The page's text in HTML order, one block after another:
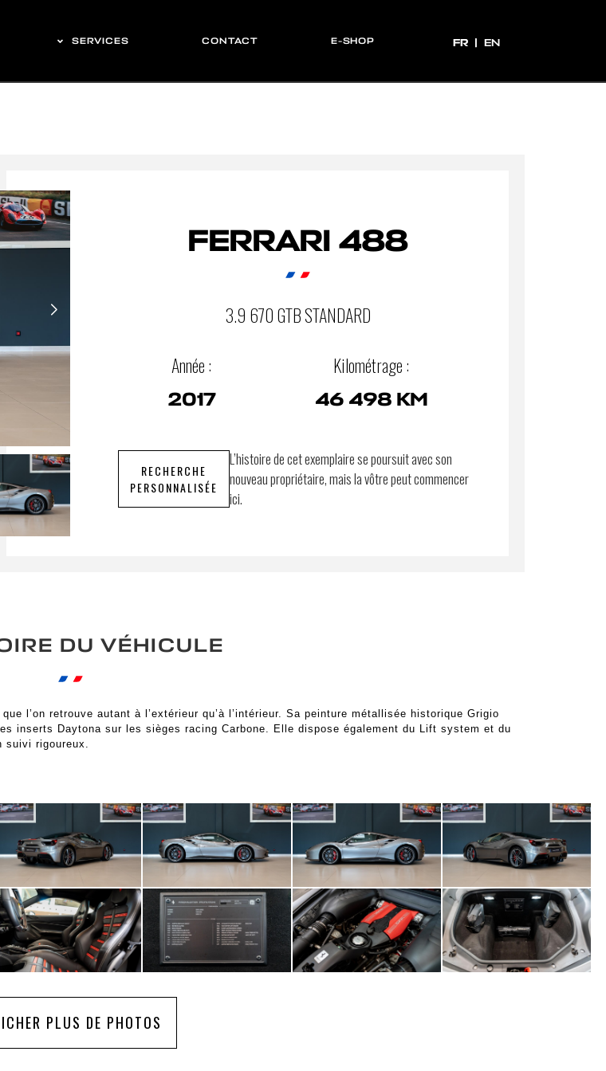
SERVICES CONTACT E-SHOP FR
FR EN
FERRARI 488
3.9 670 GTB STANDARD
Année :
2017
Kilométrage :
46 498 KM
RECHERCHE
PERSONNALISÉE
L’histoire de cet exemplaire se poursuit avec son
nouveau propriétaire, mais la vôtre peut commencer
ici.
DU VÉHICULE
l’on retrouve autant à l’extérieur qu’à l’intérieur. Sa peinture métallisée historique Grigio
inserts Daytona sur les sièges racing Carbone. Elle dispose également du Lift system et du
suivi rigoureux.
PLUS DE PHOTOS